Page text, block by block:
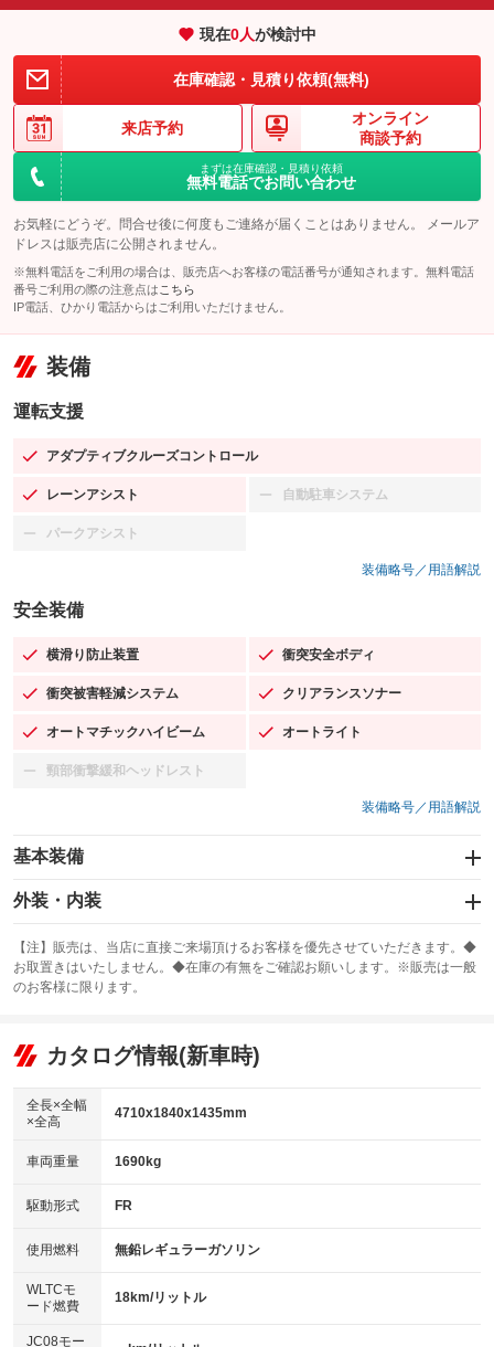
現在0人が検討中
在庫確認・見積り依頼(無料)
来店予約
オンライン
商談予約
まずは在庫確認・見積り依頼
無料電話でお問い合わせ
お気軽にどうぞ。問合せ後に何度もご連絡が届くことはありません。 メールア
ドレスは販売店に公開されません。
※無料電話をご利用の場合は、販売店へお客様の電話番号が通知されます。無料電話
番号ご利用の際の注意点は こちら
IP電話、ひかり電話からはご利用いただけません。
装備
運転支援
アダプティブクルーズコントロール
：装備あり
レーンアシスト
：装備あり 自動駐車システム
：装備なし
パークアシスト
：装備なし
装備略号／用語解説
安全装備
横滑り防止装置
：装備あり 衝突安全ボディ
：装備あり
衝突被害軽減システム
：装備あり クリアランスソナー
：装備あり
オートマチックハイビーム
：装備あり オートライト
：装備あり
頸部衝撃緩和ヘッドレスト
：装備なし
装備略号／用語解説
基本装備
エアバッグ：運転席/助手席/サイド
：装備あり
：装備なし
サンルーフ
：装備あり ABS
リフトアップ
：装備なし
：装備なし
パワーウィンドウ
アイドリングストップ
：装備あり
USB入力端子
：装備あり
100V電源
：装備なし
センターデフロック
：装備なし
外装・内装
カーナビ：SDナビ
：装備あり
TV：フルセグ
：装備あり
ビジュアル：ブルーレイ再生／DVD再生
：装備あり
アルミホイール：19インチ
：装備あり
HID(キセノンライト)
バックカメラ
エアロ
：装備なし
ローダウン
：装備なし
【注】販売は、当店に直接ご来場頂けるお客様を優先させていただきます。◆
お取置きはいたしません。◆在庫の有無をご確認お願いします。※販売は一般
のお客様に限ります。
カタログ情報(新車時)
全長×全幅
×全高
4710x1840x1435mm
車両重量 1690kg
駆動形式 FR
使用燃料 無鉛レギュラーガソリン
WLTCモ
ード燃費
18km/リットル
JC08モー